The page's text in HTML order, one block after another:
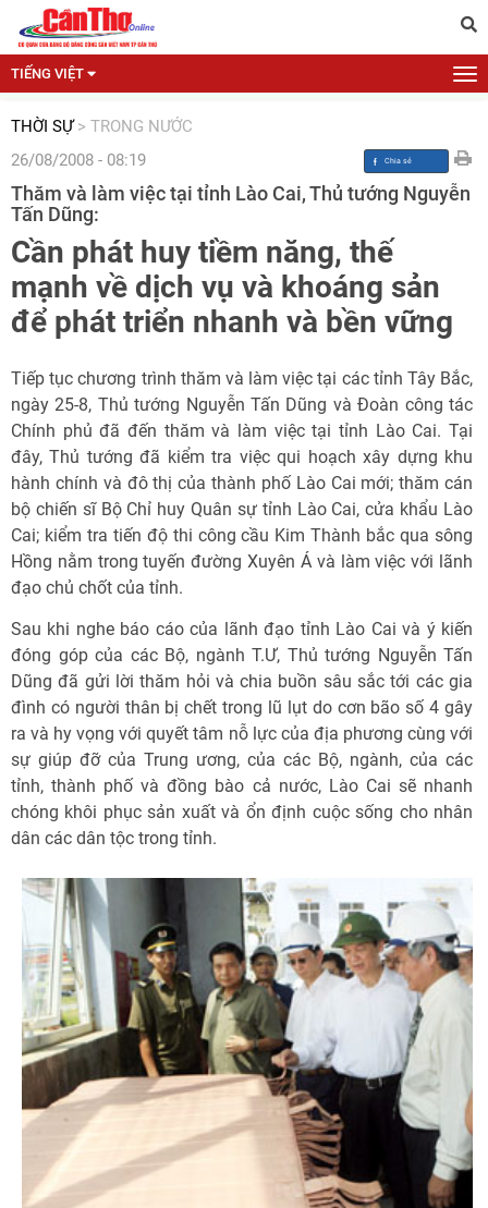
TIẾNG VIỆT
THỜI SỰ > TRONG NƯỚC
26/08/2008 - 08:19
Thăm và làm việc tại tỉnh Lào Cai, Thủ tướng Nguyễn
Tấn Dũng:
Cần phát huy tiềm năng, thế
mạnh về dịch vụ và khoáng sản
để phát triển nhanh và bền vững
Tiếp tục chương trình thăm và làm việc tại các tỉnh Tây Bắc,
ngày 25-8, Thủ tướng Nguyễn Tấn Dũng và Đoàn công tác
Chính phủ đã đến thăm và làm việc tại tỉnh Lào Cai. Tại
đây, Thủ tướng đã kiểm tra việc qui hoạch xây dựng khu
hành chính và đô thị của thành phố Lào Cai mới; thăm cán
bộ chiến sĩ Bộ Chỉ huy Quân sự tỉnh Lào Cai, cửa khẩu Lào
Cai; kiểm tra tiến độ thi công cầu Kim Thành bắc qua sông
Hồng nằm trong tuyến đường Xuyên Á và làm việc với lãnh
đạo chủ chốt của tỉnh.
Sau khi nghe báo cáo của lãnh đạo tỉnh Lào Cai và ý kiến
đóng góp của các Bộ, ngành T.Ư, Thủ tướng Nguyễn Tấn
Dũng đã gửi lời thăm hỏi và chia buồn sâu sắc tới các gia
đình có người thân bị chết trong lũ lụt do cơn bão số 4 gây
ra và hy vọng với quyết tâm nỗ lực của địa phương cùng với
sự giúp đỡ của Trung ương, của các Bộ, ngành, của các
tỉnh, thành phố và đồng bào cả nước, Lào Cai sẽ nhanh
chóng khôi phục sản xuất và ổn định cuộc sống cho nhân
dân các dân tộc trong tỉnh.